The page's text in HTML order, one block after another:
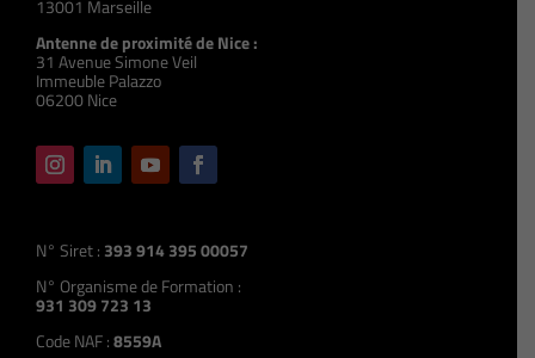
13001 Marseille
Antenne de proximité de Nice :
31 Avenue Simone Veil
Immeuble Palazzo
06200 Nice
N° Siret : 393 914 395 00057
N° Organisme de Formation :
931 309 723 13
Code NAF :8559A